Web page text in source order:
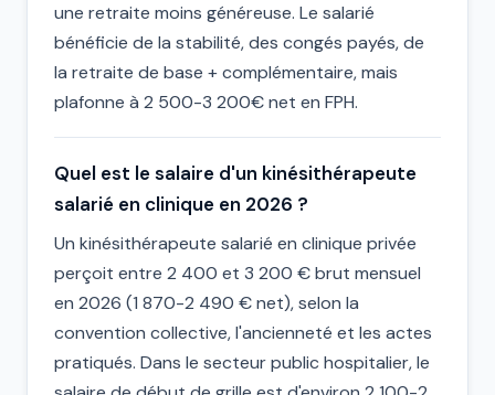
une retraite moins généreuse. Le salarié
bénéficie de la stabilité, des congés payés, de
la retraite de base + complémentaire, mais
plafonne à 2 500-3 200€ net en FPH.
Quel est le salaire d'un kinésithérapeute
salarié en clinique en 2026 ?
Un kinésithérapeute salarié en clinique privée
perçoit entre 2 400 et 3 200 € brut mensuel
en 2026 (1 870-2 490 € net), selon la
convention collective, l'ancienneté et les actes
pratiqués. Dans le secteur public hospitalier, le